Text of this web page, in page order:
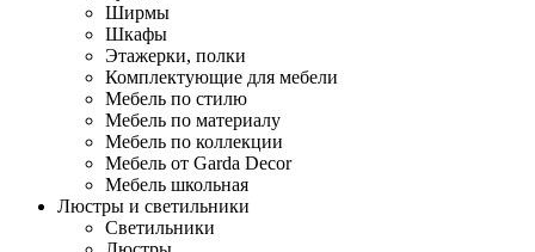
Ширмы
Шкафы
Этажерки, полки
Комплектующие для мебели
Мебель по стилю
Мебель по материалу
Мебель по коллекции
Мебель от Garda Decor
Мебель школьная
Люстры и светильники
Светильники